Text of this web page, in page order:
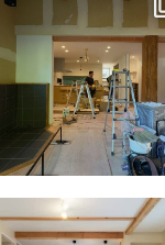
tomohouseinc
4月 2